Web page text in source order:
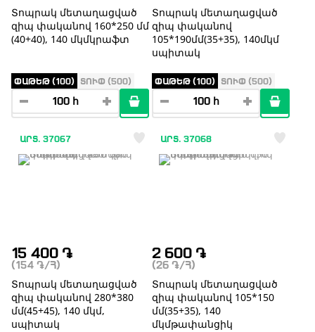
Տոպրակ մետաղացված
զիպ փականով 160*250 մմ
(40+40), 140 մկմկրաֆտ
ՓԱԹԵԹ (100) ՏՈՒՓ (500)
Տոպրակ մետաղացված
զիպ փականով
105*190մմ(35+35), 140մկմ
սպիտակ
ՓԱԹԵԹ (100) ՏՈՒՓ (500)
ԱՐՏ. 37067
15 400 ֏
(154 ֏ /Հ)
Տոպրակ մետաղացված
զիպ փականով 280*380
մմ(45+45), 140 մկմ,
սպիտակ
ԱՐՏ. 37068
2 600 ֏
(26 ֏ /Հ)
Տոպրակ մետաղացված
զիպ փականով 105*150
մմ(35+35), 140
մկմթափանցիկ